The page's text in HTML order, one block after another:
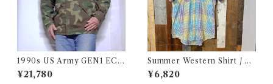
1990s US Army GEN1 EC
WCS Gore-Tex Parka M-R
/ 米軍 ゴアテックス パーカー
¥21,780
Summer Western Shirt / シ
ョートスリーブ ウエスタン シ
ャツ 古着
¥6,820